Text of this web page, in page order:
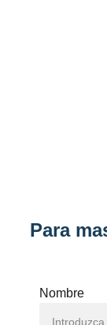
Para
Nombre